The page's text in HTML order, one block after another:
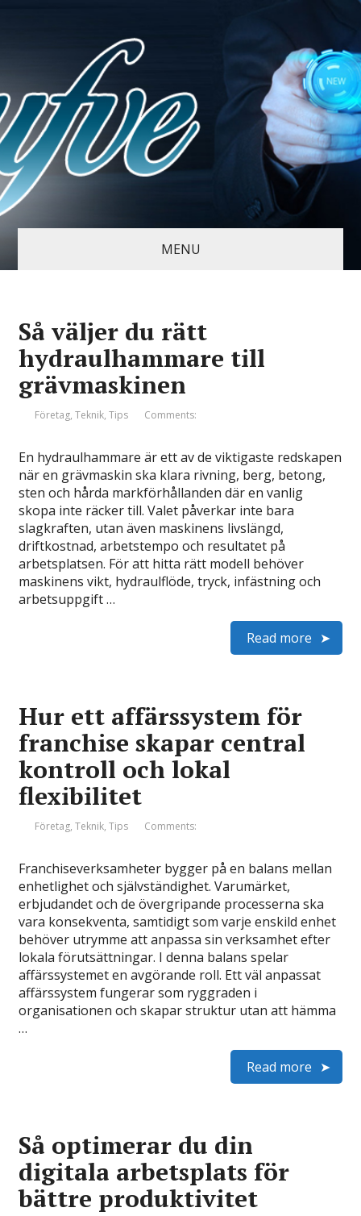
MENU
Så väljer du rätt
hydraulhammare till
grävmaskinen
Företag,Teknik,Tips Comments:
En hydraulhammare är ett av de viktigaste redskapen
när en grävmaskin ska klara rivning, berg, betong,
sten och hårda markförhållanden där en vanlig
skopa inte räcker till. Valet påverkar inte bara
slagkraften, utan även maskinens livslängd,
driftkostnad, arbetstempo och resultatet på
arbetsplatsen. För att hitta rätt modell behöver
maskinens vikt, hydraulflöde, tryck, infästning och
arbetsuppgift …
Read more
Hur ett affärssystem för
franchise skapar central
kontroll och lokal
flexibilitet
Företag,Teknik,Tips Comments:
Franchiseverksamheter bygger på en balans mellan
enhetlighet och självständighet. Varumärket,
erbjudandet och de övergripande processerna ska
vara konsekventa, samtidigt som varje enskild enhet
behöver utrymme att anpassa sin verksamhet efter
lokala förutsättningar. I denna balans spelar
affärssystemet en avgörande roll. Ett väl anpassat
affärssystem fungerar som ryggraden i
organisationen och skapar struktur utan att hämma
…
Read more
Så optimerar du din
digitala arbetsplats för
bättre produktivitet